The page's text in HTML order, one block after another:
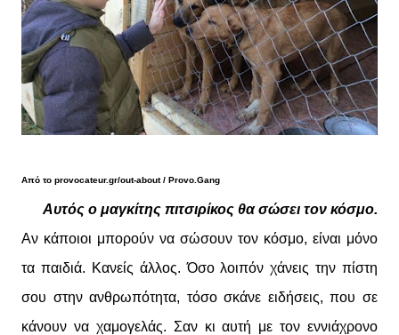
Από το provocateur.gr/out-about / Provo.Gang
Αυτός ο μαγκίτης πιτσιρίκος θα σώσει τον κόσμο.
Αν κάποιοι μπορούν να σώσουν τον κόσμο, είναι μόνο
τα παιδιά. Κανείς άλλος. Όσο λοιπόν χάνεις την πίστη
σου στην ανθρωπότητα, τόσο σκάνε ειδήσεις, που σε
κάνουν να χαμογελάς. Σαν κι αυτή με τον εννιάχρονο